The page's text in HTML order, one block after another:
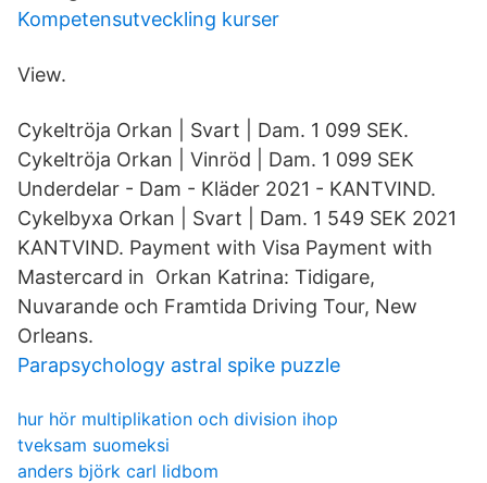
Kompetensutveckling kurser
View.
Cykeltröja Orkan | Svart | Dam. 1 099 SEK.
Cykeltröja Orkan | Vinröd | Dam. 1 099 SEK
Underdelar - Dam - Kläder 2021 - KANTVIND.
Cykelbyxa Orkan | Svart | Dam. 1 549 SEK 2021
KANTVIND. Payment with Visa Payment with
Mastercard in Orkan Katrina: Tidigare,
Nuvarande och Framtida Driving Tour, New
Orleans.
Parapsychology astral spike puzzle
hur hör multiplikation och division ihop
tveksam suomeksi
anders björk carl lidbom